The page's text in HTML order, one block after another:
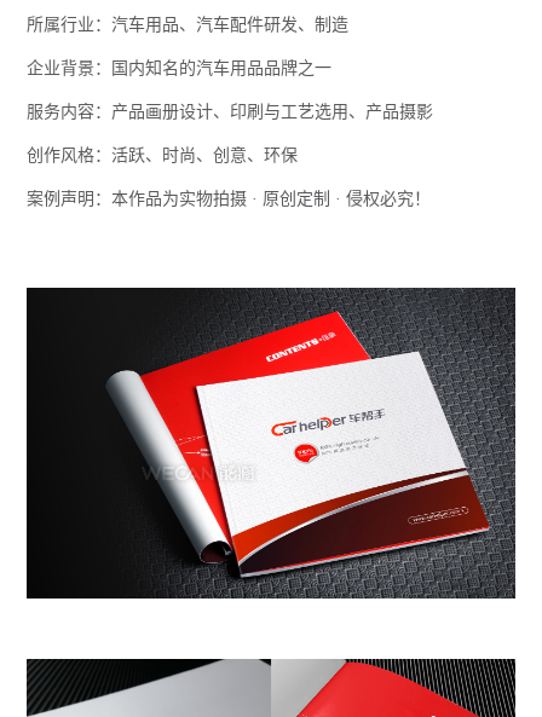
所属行业：汽车用品、汽车配件研发、制造
企业背景：国内知名的汽车用品品牌之一
服务内容：产品画册设计、印刷与工艺选用、产品摄影
创作风格：活跃、时尚、创意、环保
案例声明：本作品为实物拍摄 · 原创定制 · 侵权必究！